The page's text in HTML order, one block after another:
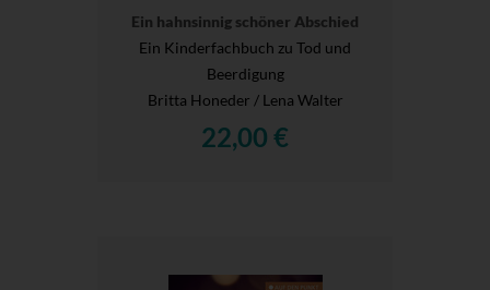
Ein hahnsinnig schöner Abschied
Ein Kinderfachbuch zu Tod und
Beerdigung
Britta Honeder / Lena Walter
22,00 €